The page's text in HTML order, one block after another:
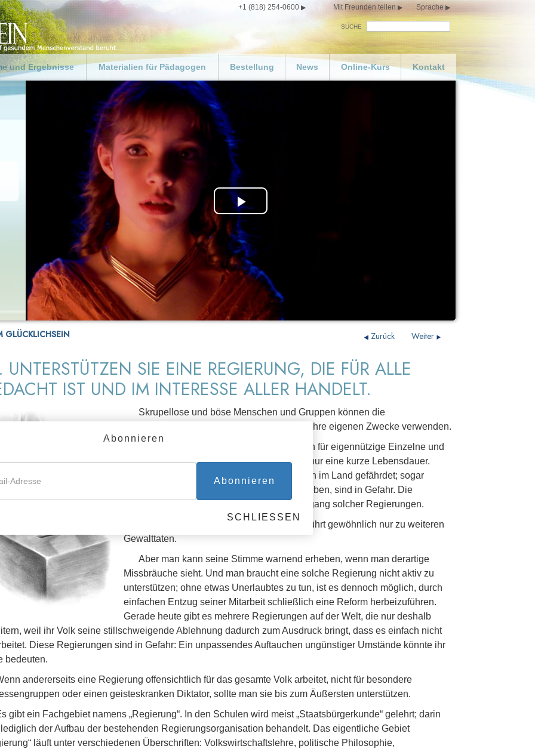
+1 (818) 254-0600 Mit Freunden teilen Sprache
SUCHE
und Ergebnisse
für die
ein gutes Beispiel
der ganzen Welt
Materialien für Pädagogen
Für Pädagogen und Lehrer
Ressourcen-Kit für
Pädagogen
„Leitfaden für Pädagogen“
zum Herunterladen
Ergebnisse in Schulen
Bestellung
Spenden
News Online-Kurs Kontakt
Play
Video
GLÜCKLICHSEIN Weiter
Zurück
UNTERSTÜTZEN SIE EINE REGIERUNG, DIE FÜR ALLE
IST UND IM INTERESSE ALLER HANDELT.
Skrupellose und böse Menschen und Gruppen können die
Regierungsmacht an sich reißen und sie für ihre eigenen Zwecke verwenden.
Eine Gesellschaft, deren Regierung allein für eigennützige Einzelne und
Gruppen organisiert und betrieben wird, hat nur eine kurze Lebensdauer.
Dadurch wird das Überleben jedes Einzelnen im Land gefährdet; sogar
diejenigen, die eine solche Regierung anstreben, sind in Gefahr. Die
Geschichte ist voller Beispiele für den Untergang solcher Regierungen.
Widerstand gegen solche Regierungen führt gewöhnlich nur zu weiteren
Gewalttaten.
Aber man kann seine Stimme warnend erheben, wenn man derartige
Missbräuche sieht. Und man braucht eine solche Regierung nicht aktiv zu
unterstützen; ohne etwas Unerlaubtes zu tun, ist es dennoch möglich, durch
einfachen Entzug seiner Mitarbeit schließlich eine Reform herbeizuführen.
Gerade heute gibt es mehrere Regierungen auf der Welt, die nur deshalb
weil ihr Volk seine stillschweigende Ablehnung dadurch zum Ausdruck bringt, dass es einfach nicht
Diese Regierungen sind in Gefahr: Ein unpassendes Auftauchen ungünstiger Umstände könnte ihr
bedeuten.
andererseits eine Regierung offensichtlich für das gesamte Volk arbeitet, nicht für besondere
oder einen geisteskranken Diktator, sollte man sie bis zum Äußersten unterstützen.
gibt ein Fachgebiet namens „Regierung“. In den Schulen wird meist „Staatsbürgerkunde“ gelehrt; darin
der Aufbau der bestehenden Regierungsorganisation behandelt. Das eigentliche Gebiet
läuft unter verschiedenen Überschriften: Volkswirtschaftslehre, politische Philosophie,
Abonnieren
Abonnieren
SCHLIESSEN